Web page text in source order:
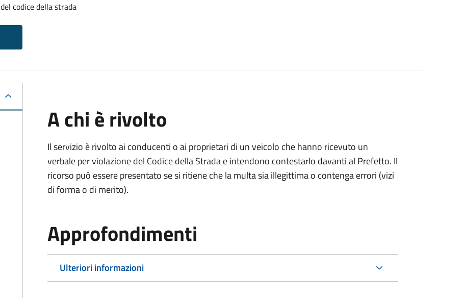
codice della strada
A chi è rivolto
Il servizio è rivolto ai conducenti o ai proprietari di un veicolo che hanno ricevuto un
verbale per violazione del Codice della Strada e intendono contestarlo davanti al Prefetto. Il
ricorso può essere presentato se si ritiene che la multa sia illegittima o contenga errori (vizi
di forma o di merito).
Approfondimenti
Ulteriori informazioni